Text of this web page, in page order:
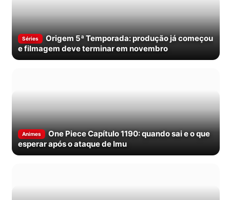
Séries
Origem 5ª Temporada: produção já começou
e filmagem deve terminar em novembro
Animes
One Piece Capítulo 1190: quando sai e o que
esperar após o ataque de Imu